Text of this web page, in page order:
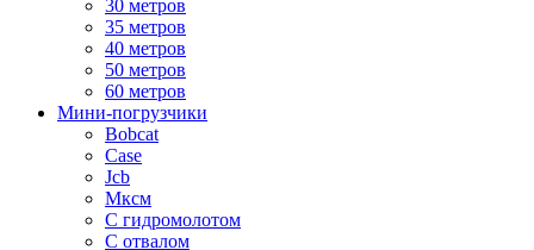
30 метров
35 метров
40 метров
50 метров
60 метров
Мини-погрузчики
Bobcat
Case
Jcb
Мксм
С гидромолотом
С отвалом